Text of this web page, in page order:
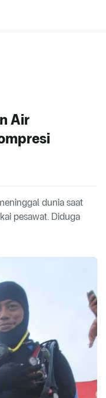
Air
dunia saat
pesawat. Diduga